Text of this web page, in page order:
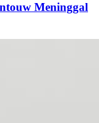
Meninggal